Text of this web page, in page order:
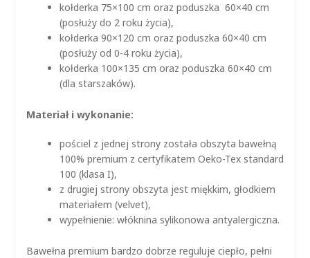
kołderka 75×100 cm oraz poduszka 60×40 cm
(posłuży do 2 roku życia),
kołderka 90×120 cm oraz poduszka 60×40 cm
(posłuży od 0-4 roku życia),
kołderka 100×135 cm oraz poduszka 60×40 cm
(dla starszaków).
Materiał i wykonanie:
pościel z jednej strony została obszyta bawełną
100% premium z certyfikatem Oeko-Tex standard
100 (klasa I),
z drugiej strony obszyta jest miękkim, głodkiem
materiałem (velvet),
wypełnienie: włóknina sylikonowa antyalergiczna.
Bawełna premium bardzo dobrze reguluje ciepło, pełni